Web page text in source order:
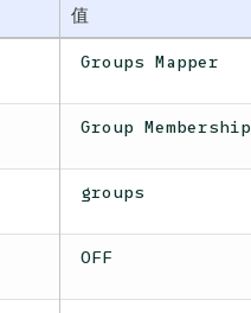
值
Groups Mapper
Group Membership
groups
OFF